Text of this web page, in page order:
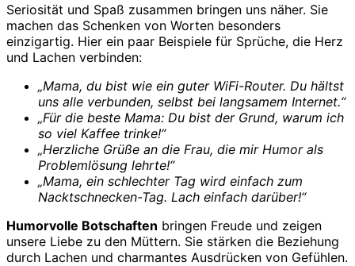
Seriosität und Spaß zusammen bringen uns näher. Sie
machen das Schenken von Worten besonders
einzigartig. Hier ein paar Beispiele für Sprüche, die Herz
und Lachen verbinden:
„Mama, du bist wie ein guter WiFi-Router. Du hältst
uns alle verbunden, selbst bei langsamem Internet.“
„Für die beste Mama: Du bist der Grund, warum ich
so viel Kaffee trinke!“
„Herzliche Grüße an die Frau, die mir Humor als
Problemlösung lehrte!“
„Mama, ein schlechter Tag wird einfach zum
Nacktschnecken-Tag. Lach einfach darüber!“
Humorvolle Botschaften bringen Freude und zeigen
unsere Liebe zu den Müttern. Sie stärken die Beziehung
durch Lachen und charmantes Ausdrücken von Gefühlen.